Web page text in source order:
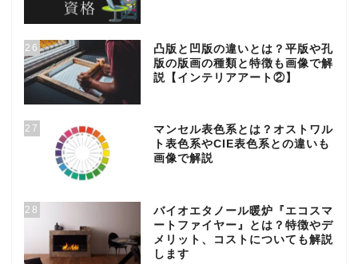
26
凸版と凹版の違いとは？平版や孔
版の版画の種類と特徴も画像で解
説【インテリアアート②】
27
マンセル表色系とは？オストワル
ト表色系やCIE表色系との違いも
画像で解説
28
バイオエタノール暖炉『エコスマ
ートファイヤー』とは？特徴やデ
メリット、コストについても解説
します